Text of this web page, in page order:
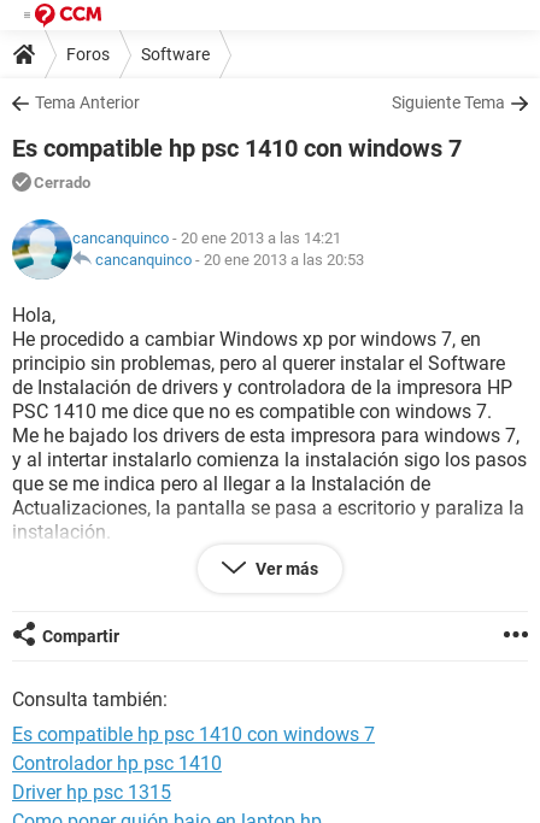
Foros Software
Tema Anterior Siguiente Tema
Es compatible hp psc 1410 con windows 7
Cerrado
cancanquinco - 20 ene 2013 a las 14:21
cancanquinco - 20 ene 2013 a las 20:53
Hola,
He procedido a cambiar Windows xp por windows 7, en
principio sin problemas, pero al querer instalar el Software
de Instalación de drivers y controladora de la impresora HP
PSC 1410 me dice que no es compatible con windows 7.
Me he bajado los drivers de esta impresora para windows 7,
y al intertar instalarlo comienza la instalación sigo los pasos
que se me indica pero al llegar a la Instalación de
Actualizaciones, la pantalla se pasa a escritorio y paraliza la
instalación.
Ver más
Compartir
Consulta también:
Es compatible hp psc 1410 con windows 7
Controlador hp psc 1410
Driver hp psc 1315